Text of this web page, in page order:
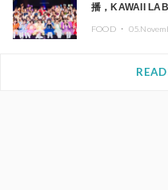
播，KAWAII
FOOD ・